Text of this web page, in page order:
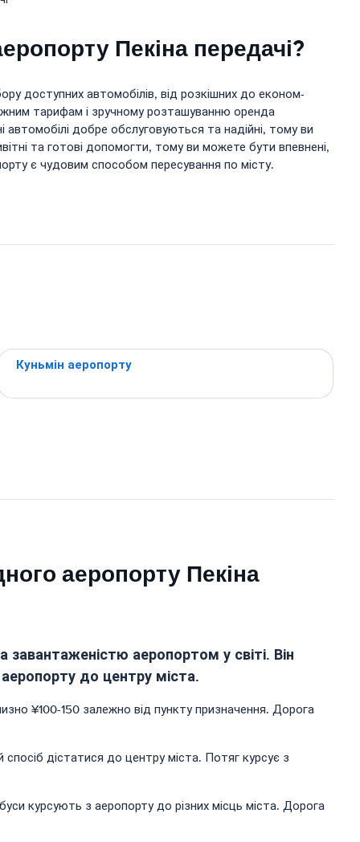
Пекіна передачі?
доступних автомобілів, від розкішних до економ-
тарифам і зручному розташуванню оренда
добре обслуговуються та надійні, тому ви
та готові допомогти, тому ви можете бути впевнені,
є чудовим способом пересування по місту.
Куньмін аеропорту
аеропорту Пекіна
аеропортом у світі. Він
аеропорту до центру міста.
¥100-150 залежно від пункту призначення. Дорога
дістатися до центру міста. Потяг курсує з
курсують з аеропорту до різних місць міста. Дорога